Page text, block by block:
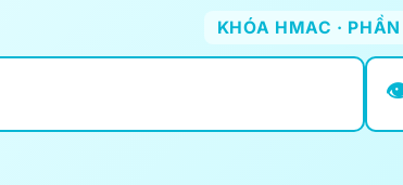
KHÓA HMAC ·